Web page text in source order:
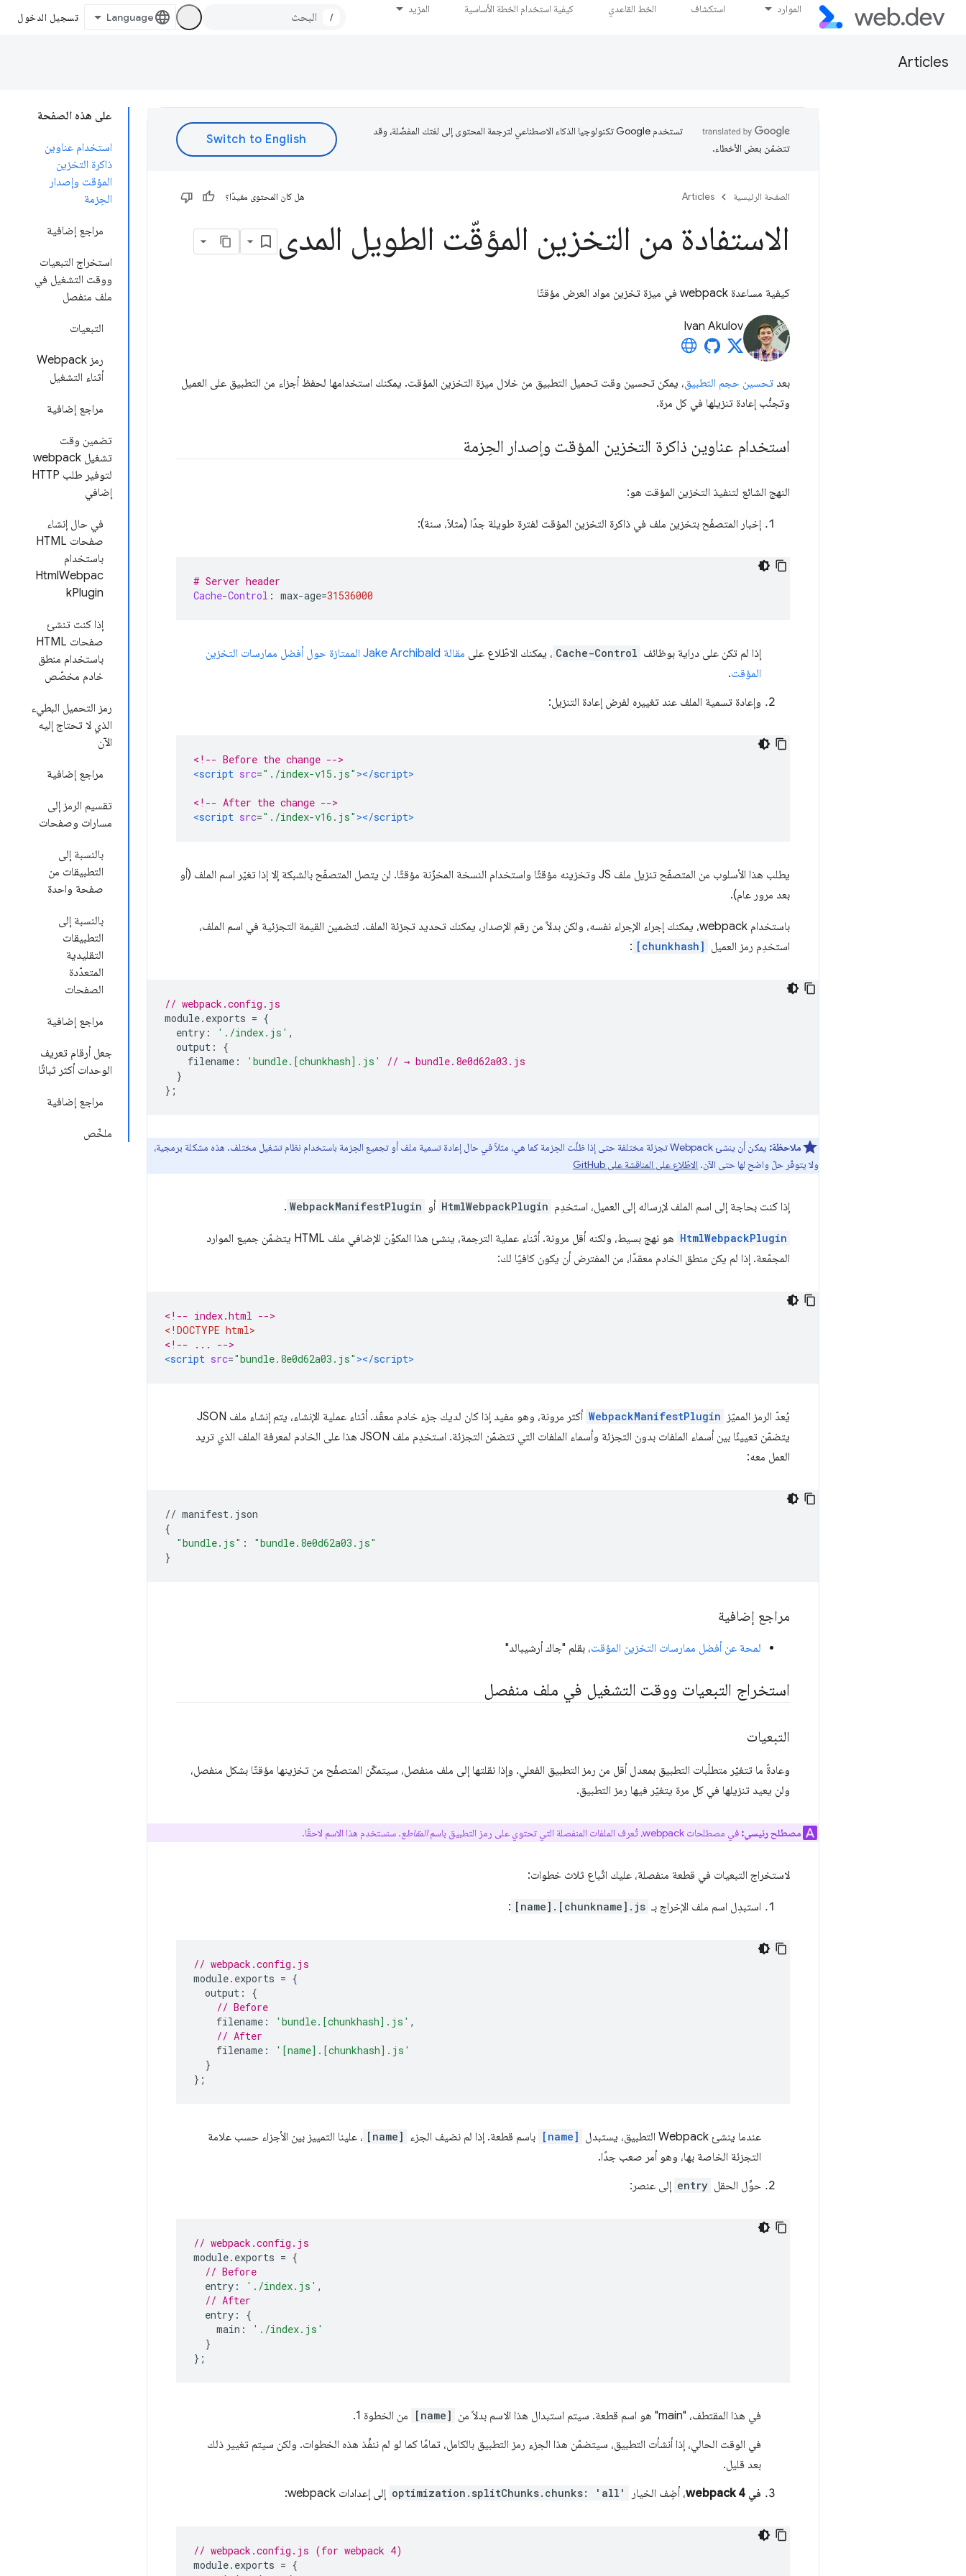
الموارد استكشاف الخط القاعدي كيفية استخدام الخطة الأساسية المزيد
/ تسجيل الدخول
Articles
على هذه الصفحة
استخدام عناوين
ذاكرة التخزين
المؤقت وإصدار
الحِزمة
مراجع إضافية
استخراج التبعيات
ووقت التشغيل في
ملف منفصل
التبعيات
رمز Webpack
أثناء التشغيل
مراجع إضافية
تضمين وقت
تشغيل webpack
لتوفير طلب HTTP
إضافي
في حال إنشاء
صفحات HTML
باستخدام
HtmlWebpac
kPlugin
إذا كنت تنشئ
صفحات HTML
باستخدام منطق
خادم مخصّص
رمز التحميل البطيء
الذي لا تحتاج إليه
الآن
مراجع إضافية
تقسيم الرمز إلى
مسارات وصفحات
بالنسبة إلى
التطبيقات من
صفحة واحدة
بالنسبة إلى
التطبيقات
التقليدية
المتعدّدة
الصفحات
مراجع إضافية
جعل أرقام تعريف
الوحدات أكثر ثباتًا
مراجع إضافية
ملخّص
تستخدم Google تكنولوجيا الذكاء الاصطناعي لترجمة المحتوى إلى لغتك المفضّلة، وقد
تتضمّن بعض الأخطاء.
الصفحة الرئيسية Articles هل كان المحتوى مفيدًا؟
الاستفادة من التخزين المؤقّت الطويل المدى
كيفية مساعدة webpack في ميزة تخزين مواد العرض مؤقتًا
Ivan Akulov
بعد تحسين حجم التطبيق، يمكن تحسين وقت تحميل التطبيق من خلال ميزة التخزين المؤقت. يمكنك استخدامها لحفظ أجزاء من التطبيق على العميل
وتجنُّب إعادة تنزيلها في كل مرة.
استخدام عناوين ذاكرة التخزين المؤقت وإصدار الحِزمة
النهج الشائع لتنفيذ التخزين المؤقت هو:
إخبار المتصفّح بتخزين ملف في ذاكرة التخزين المؤقت لفترة طويلة جدًا (مثلاً، سنة):
# Server header
Cache-Control : max-age=31536000
إذا لم تكن على دراية بوظائف Cache-Control ، يمكنك الاطّلاع على مقالة Jake Archibald الممتازة
حول أفضل ممارسات التخزين
المؤقت.
وإعادة تسمية الملف عند تغييره لفرض إعادة التنزيل:
<!-- Before the change -->
<script src="./index-v15.js" ></script>
<!-- After the change -->
<script src="./index-v16.js" ></script>
يطلب هذا الأسلوب من المتصفّح تنزيل ملف JS وتخزينه مؤقتًا واستخدام النسخة المخزّنة مؤقتًا. لن يتصل المتصفّح بالشبكة إلا إذا تغيّر اسم الملف (أو
بعد مرور عام).
باستخدام webpack، يمكنك إجراء الإجراء نفسه، ولكن بدلاً من رقم الإصدار، يمكنك تحديد تجزئة الملف. لتضمين القيمة التجزئية في اسم الملف،
استخدِم رمز العميل [chunkhash]
:
// webpack.config.js
module. exports = {
entry : './index.js' ,
output :
{
filename : 'bundle.[chunkhash].js'
// → bundle.8e0d62a03.js
}
};
ملاحظة:
يمكن أن ينشئ Webpack تجزئة مختلفة حتى إذا ظلّت الحِزمة كما هي، مثلاً في حال إعادة تسمية ملف أو تجميع الحِزمة باستخدام نظام تشغيل مختلف. هذه مشكلة برمجية،
ولا يتوفّر حلّ واضح لها حتى الآن. الاطّلاع على المناقشة على GitHub
إذا كنت بحاجة إلى اسم الملف لإرساله إلى العميل، استخدِم HtmlWebpackPlugin أو WebpackManifestPlugin
.
HtmlWebpackPlugin
هو نهج بسيط، ولكنه أقل مرونة. أثناء عملية الترجمة، ينشئ هذا المكوّن الإضافي ملف HTML يتضمّن جميع الموارد
المجمّعة. إذا لم يكن منطق الخادم معقدًا، من المفترض أن يكون كافيًا لك:
<!-- index.html -->
<!DOCTYPE html>
<!-- ... -->
<script src="bundle.8e0d62a03.js" ></script>
يُعدّ الرمز المميّز WebpackManifestPlugin
أكثر مرونة، وهو مفيد إذا كان لديك جزء خادم معقّد. أثناء عملية الإنشاء، يتم إنشاء ملف JSON
يتضمّن تعيينًا بين أسماء الملفات بدون التجزئة وأسماء الملفات التي تتضمّن التجزئة. استخدِم ملف JSON هذا على الخادم لمعرفة الملف الذي تريد
العمل معه:
// manifest. json
{
"bundle.js" :
"bundle.8e0d62a03.js"
}
مراجع إضافية
لمحة عن أفضل ممارسات التخزين المؤقت، بقلم "جاك أرشيبالد"
استخراج التبعيات ووقت التشغيل في ملف منفصل
التبعيات
وعادةً ما تتغيّر متطلّبات التطبيق بمعدل أقل من رمز التطبيق الفعلي. وإذا نقلتها إلى ملف منفصل، سيتمكّن المتصفّح من تخزينها مؤقتًا بشكل منفصل،
ولن يعيد تنزيلها في كل مرة يتغيّر فيها رمز التطبيق.
مصطلح رئيسي: في مصطلحات webpack، تُعرف الملفات المنفصلة التي تحتوي على رمز التطبيق باسم المقاطع. سنستخدم هذا الاسم لاحقًا.
لاستخراج التبعيات في قطعة منفصلة، عليك اتّباع ثلاث خطوات:
استبدِل اسم ملف الإخراج بـ [name].[chunkname].js
:
// webpack.config.js
module. exports = {
output :
{
// Before
filename : 'bundle.[chunkhash].js' ,
// After
filename :
'[name].[chunkhash].js'
}
};
عندما ينشئ Webpack التطبيق، يستبدل [name] باسم قطعة. إذا لم نضيف الجزء [name] ، علينا التمييز بين الأجزاء حسب علامة
التجزئة الخاصة بها، وهو أمر صعب جدًا.
حوِّل الحقل entry إلى عنصر:
// webpack.config.js
module. exports = {
// Before
entry : './index.js' ,
// After
entry :
{
main :
'./index.js'
}
};
في هذا المقتطف، "main" هو اسم قطعة. سيتم استبدال هذا الاسم بدلاً من [name]
من الخطوة 1.
في الوقت الحالي، إذا أنشأت التطبيق، سيتضمّن هذا الجزء رمز التطبيق بالكامل، تمامًا كما لو لم ننفِّذ هذه الخطوات. ولكن سيتم تغيير ذلك
بعد قليل.
في webpack 4
، أضِف الخيار optimization.splitChunks.chunks: 'all' إلى إعدادات webpack:
// webpack.config.js (for webpack 4)
module. exports = {